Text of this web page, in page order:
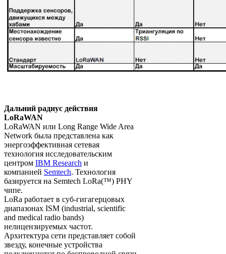
Дальний радиус действия
LoRaWAN
LoRaWAN или Long Range Wide Area
Network была представлена как
энергоэффективная сетевая
технология исследовательским
центром IBM Research и
компанией Semtech. Технология
базируется на Semtech LoRa(™) PHY
чипе.
LoRa работает в суб-гигагерцовых
диапазонах ISM (industrial, scientific
and medical radio bands)
нелицензируемых частот.
Архитектура сети представляет собой
звезду, конечные устройства